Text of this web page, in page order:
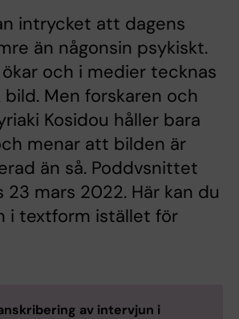
intrycket att dagens
än någonsin psykiskt.
och i medier tecknas
Men forskaren och
Kosidou håller bara
menar att bilden är
än så. Poddvsnittet
mars 2022. Här kan du
i textform istället för
av intervjun i